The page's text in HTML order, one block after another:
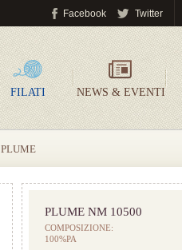
Twitter
Facebook
FILATI NEWS & EVENTI
PLUME
PLUME NM 10500
COMPOSIZIONE:
100%PA